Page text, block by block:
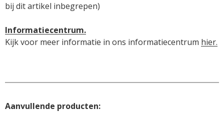
bij dit artikel inbegrepen)
Informatiecentrum.
Kijk voor meer informatie in ons informatiecentrum hier.
Aanvullende producten: